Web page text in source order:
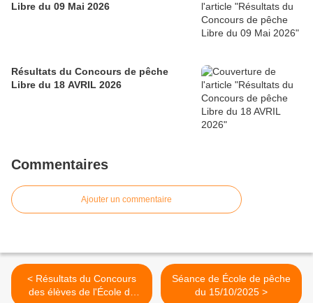
Libre du 09 Mai 2026
Résultats du Concours de pêche
Libre du 18 AVRIL 2026
Commentaires
Ajouter un commentaire
< Résultats du Concours
des élèves de l'École de
Séance de École de pêche
du 15/10/2025 >